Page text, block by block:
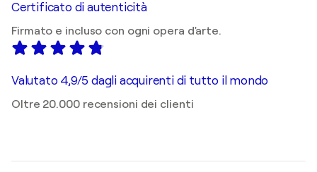
Certificato di autenticità
Firmato e incluso con ogni opera d'arte.
Valutato 4,9/5 dagli acquirenti di tutto il mondo
Oltre 20.000 recensioni dei clienti